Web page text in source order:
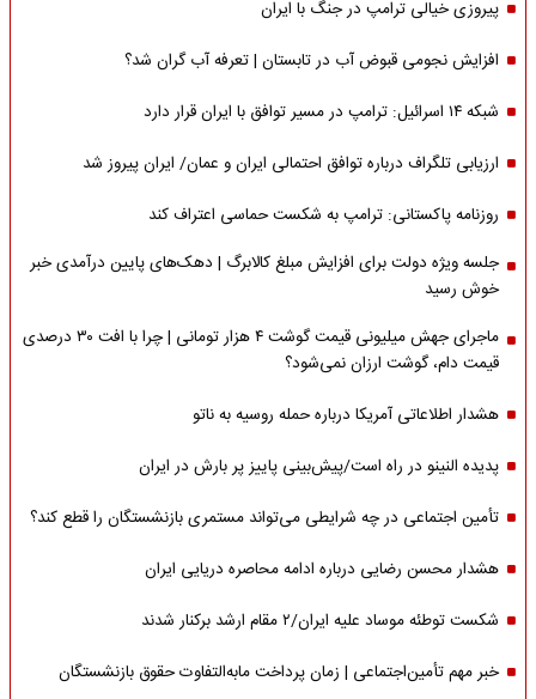
پیروزی خیالی ترامپ در جنگ با ایران
افزایش نجومی قبوض آب در تابستان | تعرفه آب گران شد؟
شبکه ۱۴ اسرائیل: ترامپ در مسیر توافق با ایران قرار دارد
ارزیابی تلگراف درباره توافق احتمالی ایران و عمان/ ایران پیروز شد
روزنامه پاکستانی: ترامپ به شکست حماسی اعتراف کند
جلسه ویژه دولت برای افزایش مبلغ کالابرگ | دهک‌های پایین درآمدی خبر
خوش رسید
ماجرای جهش میلیونی قیمت گوشت ۴ هزار تومانی | چرا با افت ۳۰ درصدی
قیمت دام، گوشت ارزان نمی‌شود؟
هشدار اطلاعاتی آمریکا درباره حمله روسیه به ناتو
پدیده النینو در راه است/پیش‌بینی پاییز پر بارش در ایران
تأمین اجتماعی در چه شرایطی می‌تواند مستمری بازنشستگان را قطع کند؟
هشدار محسن رضایی درباره ادامه محاصره دریایی ایران
شکست توطئه موساد علیه ایران/۲ مقام‌ ارشد برکنار شدند
خبر مهم تأمین‌اجتماعی | زمان پرداخت مابه‌التفاوت حقوق بازنشستگان